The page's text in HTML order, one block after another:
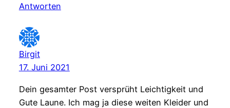
Antworten
Birgit
17. Juni 2021
Dein gesamter Post versprüht Leichtigkeit und
Gute Laune. Ich mag ja diese weiten Kleider und